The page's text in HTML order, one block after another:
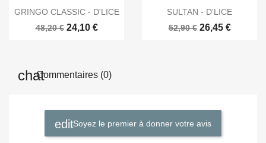
 Aperçu rapide
GRINGO CLASSIC - D'LICE
48,20 € 24,10 €
 Aperçu rapide
SULTAN - D'LICE
52,90 € 26,45 €
Commentaires (0)
Soyez le premier à donner votre avis